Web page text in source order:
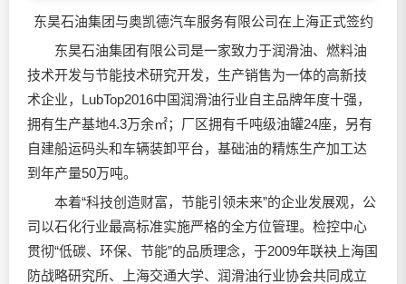
东昊石油集团与奥凯德汽车服务有限公司在上海正式签约
东昊石油集团有限公司是一家致力于润滑油、燃料油
技术开发与节能技术研究开发，生产销售为一体的高新技
术企业，LubTop2016中国润滑油行业自主品牌年度十强，
拥有生产基地4.3万余㎡；厂区拥有千吨级油罐24座，另有
自建船运码头和车辆装卸平台，基础油的精炼生产加工达
到年产量50万吨。
本着“科技创造财富，节能引领未来”的企业发展观，公
司以石化行业最高标准实施严格的全方位管理。检控中心
贯彻“低碳、环保、节能”的品质理念，于2009年联袂上海国
防战略研究所、上海交通大学、 润滑油行业协会共同成立